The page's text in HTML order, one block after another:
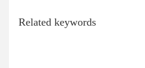
Related keywords